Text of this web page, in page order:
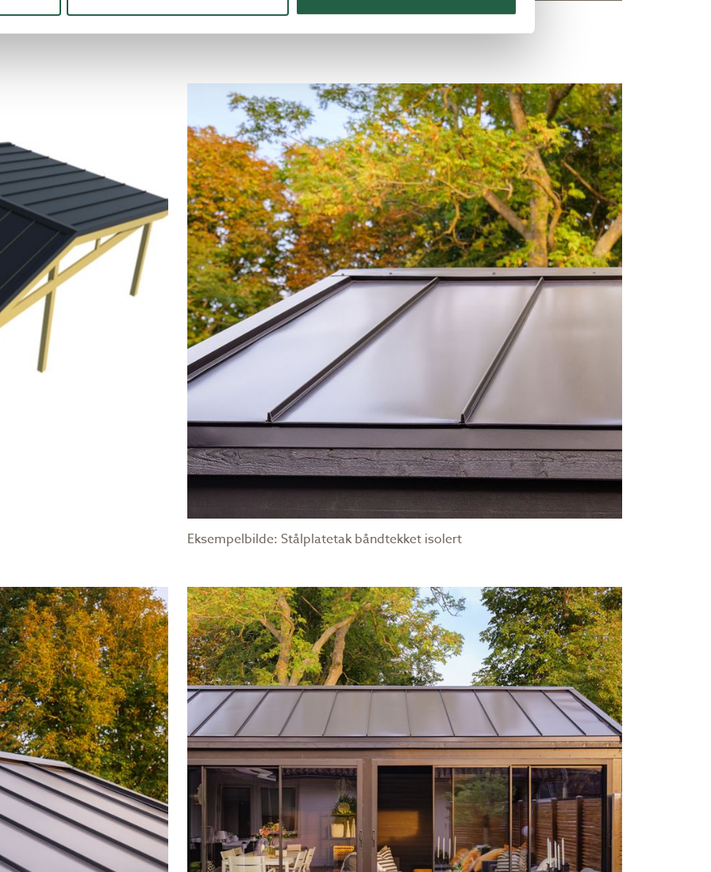
Eksempelbilde: Stålplatetak båndtekket isolert